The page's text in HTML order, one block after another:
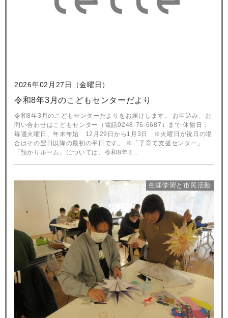
2026年02月27日（金曜日）
令和8年3月のこどもセンターだより
令和8年3月のこどもセンターだよりをお届けします。 お申込み、お
問い合わせはこどもセンター（電話0248-76-6687）まで 休館日：
毎週火曜日、年末年始 12月29日から1月3日 ※火曜日が祝日の場
合はその翌日以降の最初の平日です。 ※「子育て支援センター」
「預かりルーム」については、令和8年3...
生涯学習と市民活動